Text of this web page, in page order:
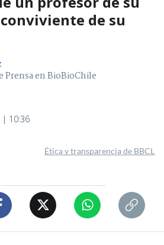
de su
Prensa en BioBioChile
| 10:36
Ética y transparencia de BBCL